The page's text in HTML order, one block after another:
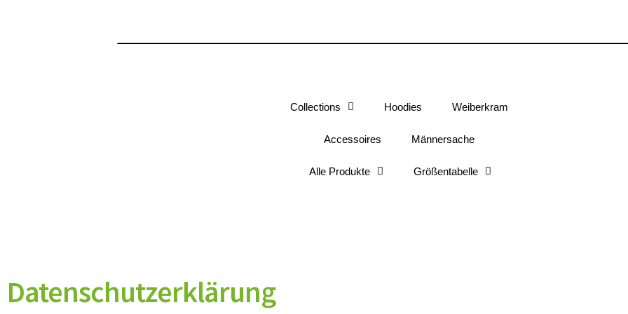
Collections Hoodies Weiberkram
Accessoires Männersache
Alle Produkte Größentabelle
Datenschutz­erklärung